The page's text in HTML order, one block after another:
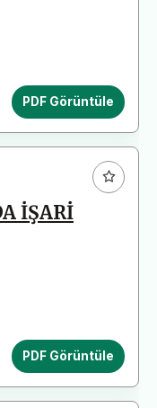
PDF Görüntüle
İŞARİ
PDF Görüntüle